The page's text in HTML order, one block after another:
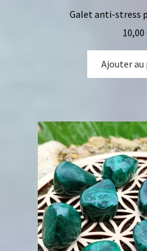
Galet anti-stress
10,00
Ajouter au